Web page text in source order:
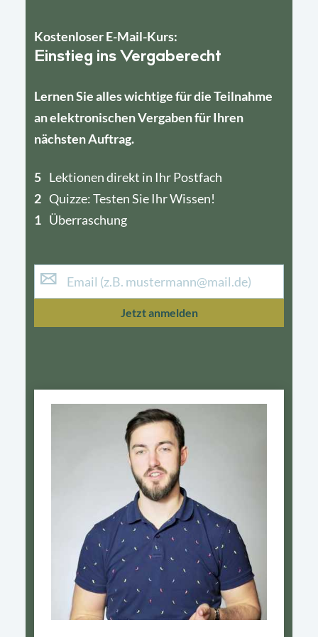
Kostenloser E-Mail-Kurs:
Einstieg ins Vergaberecht
Lernen Sie alles wichtige für die Teilnahme
an elektronischen Vergaben für Ihren
nächsten Auftrag.
5 Lektionen direkt in Ihr Postfach
2 Quizze: Testen Sie Ihr Wissen!
1 Überraschung
4
1
Jetzt anmelden